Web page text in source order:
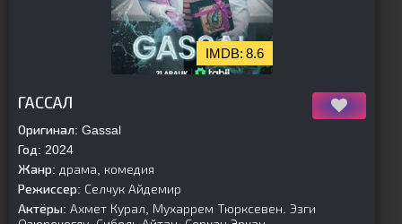
8.6
ГАССАЛ
Оригинал: Gassal
Год: 2024
Жанр: драма, комедия
Режиссер: Селчук Айдемир
Актёры: Ахмет Курал, Мухаррем Тюрксевен. Эзги